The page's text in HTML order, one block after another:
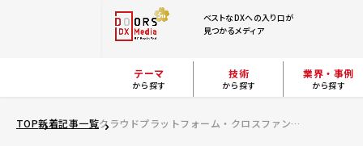
ベストなDXへの入り口が
見つかるメディア
テーマ
から探す
技術
から探す
業界・事例
から探す
TOP新着記事一覧 クラウドプラットフォーム・クロスファンクショナルチーム（Snowflakeチーム）の活動紹介（Amazon S3⇒Snowflake連携編）